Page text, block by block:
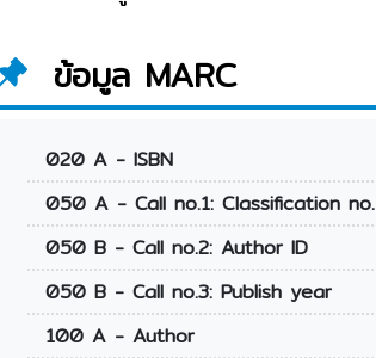
ข้อมูล MARC
020 A - ISBN
050 A - Call no.1: Classification no.
050 B - Call no.2: Author ID
050 B - Call no.3: Publish year
100 A - Author